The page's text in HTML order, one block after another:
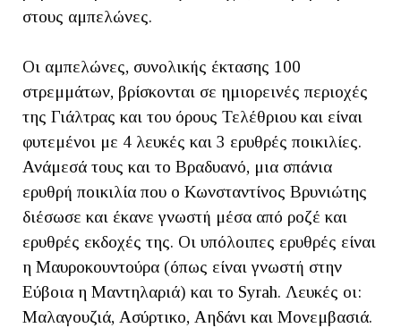
στους αμπελώνες.
Οι αμπελώνες, συνολικής έκτασης 100
στρεμμάτων, βρίσκονται σε ημιορεινές περιοχές
της Γιάλτρας και του όρους Τελέθριου και είναι
φυτεμένοι με 4 λευκές και 3 ερυθρές ποικιλίες.
Ανάμεσά τους και το Βραδυανό, μια σπάνια
ερυθρή ποικιλία που ο Κωνσταντίνος Βρυνιώτης
διέσωσε και έκανε γνωστή μέσα από ροζέ και
ερυθρές εκδοχές της. Οι υπόλοιπες ερυθρές είναι
η Μαυροκουντούρα (όπως είναι γνωστή στην
Εύβοια η Μαντηλαριά) και το Syrah. Λευκές οι:
Μαλαγουζιά, Ασύρτικο, Αηδάνι και Μονεμβασιά.